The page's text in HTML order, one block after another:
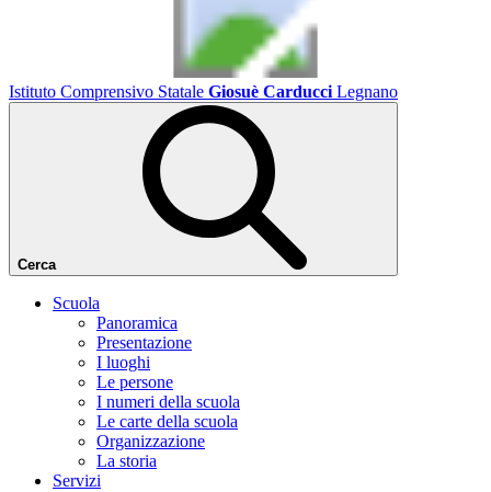
Istituto Comprensivo Statale Giosuè Carducci Legnano
Cerca
Scuola
Panoramica
Presentazione
I luoghi
Le persone
I numeri della scuola
Le carte della scuola
Organizzazione
La storia
Servizi